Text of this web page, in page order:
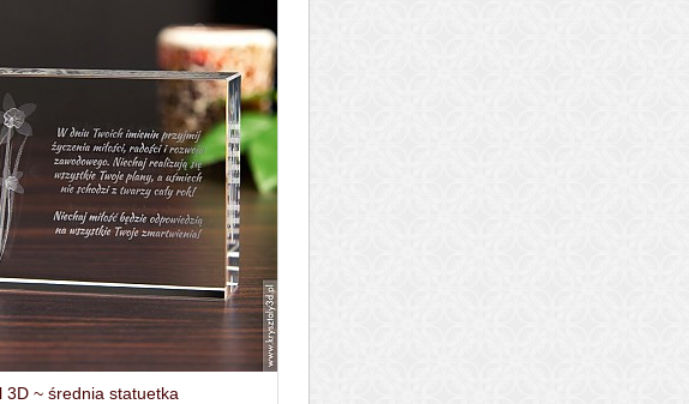
3D ~ średnia statuetka